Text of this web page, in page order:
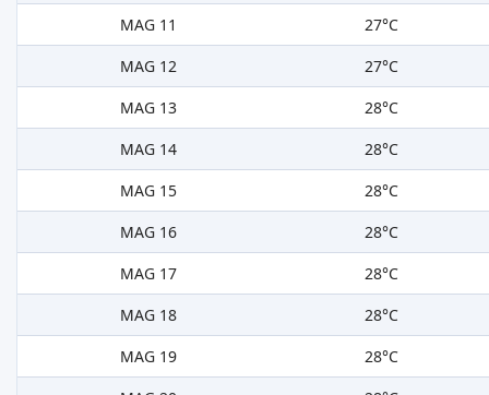
MAG 11
27°C
MAG 12
27°C
MAG 13
28°C
MAG 14
28°C
MAG 15
28°C
MAG 16
28°C
MAG 17
28°C
MAG 18
28°C
MAG 19
28°C